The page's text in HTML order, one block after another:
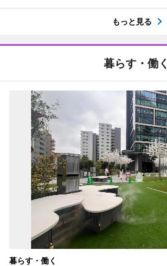
もっと見る
暮らす・働く
暮らす・働く